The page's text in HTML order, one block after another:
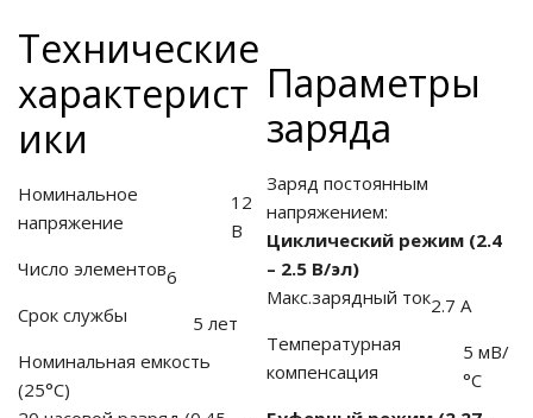
установки
Технические
характерист
ики
Номинальное
напряжение
12
В
Число элементов6
Срок службы
5 лет
Номинальная емкость
(25°С)
Параметры
заряда
Заряд постоянным
напряжением:
Циклический режим (2.4
– 2.5 В/эл)
Макс.зарядный ток2.7 А
Температурная
компенсация
5 мВ/
°С